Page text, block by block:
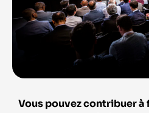
Vous pouvez contribuer à